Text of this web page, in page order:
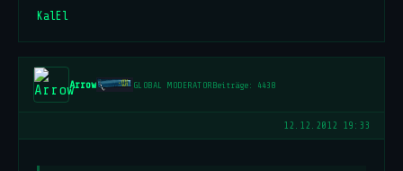
KalEl
Arrow GLOBAL MODERATORBeiträge: 4438
12.12.2012 19:33